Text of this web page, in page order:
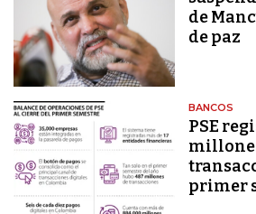
de
de paz
BANCOS
PSE
primer